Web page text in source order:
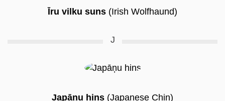
Īru vilku suns (Irish Wolfhaund)
J
Japāņu hins (Japanese Chin)